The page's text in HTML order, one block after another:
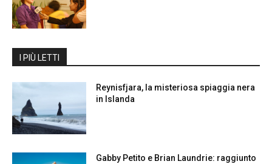
I PIÙ LETTI
Reynisfjara, la misteriosa spiaggia nera
in Islanda
Gabby Petito e Brian Laundrie: raggiunto